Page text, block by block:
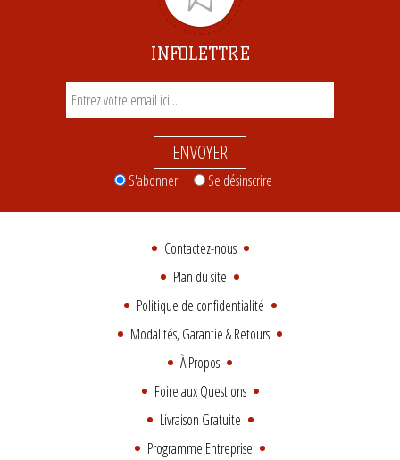
INFOLETTRE
ENVOYER
S'abonner Se désinscrire
Contactez-nous
Plan du site
Politique de confidentialité
Modalités, Garantie & Retours
À Propos
Foire aux Questions
Livraison Gratuite
Programme Entreprise